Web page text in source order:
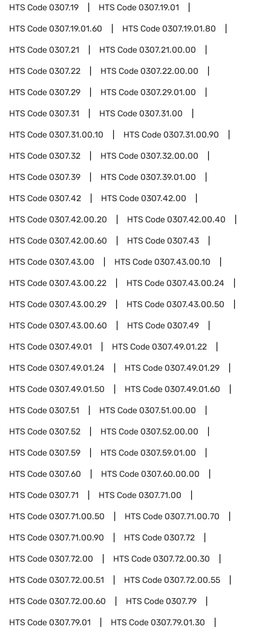
HTS Code0307.19 HTS Code0307.19.01
HTS Code0307.19.01.60 HTS Code0307.19.01.80
HTS Code0307.21 HTS Code0307.21.00.00
HTS Code0307.22 HTS Code0307.22.00.00
HTS Code0307.29 HTS Code0307.29.01.00
HTS Code0307.31 HTS Code0307.31.00
HTS Code0307.31.00.10 HTS Code0307.31.00.90
HTS Code0307.32 HTS Code0307.32.00.00
HTS Code0307.39 HTS Code0307.39.01.00
HTS Code0307.42 HTS Code0307.42.00
HTS Code0307.42.00.20 HTS Code0307.42.00.40
HTS Code0307.42.00.60 HTS Code0307.43
HTS Code0307.43.00 HTS Code0307.43.00.10
HTS Code0307.43.00.22 HTS Code0307.43.00.24
HTS Code0307.43.00.29 HTS Code0307.43.00.50
HTS Code0307.43.00.60 HTS Code0307.49
HTS Code0307.49.01 HTS Code0307.49.01.22
HTS Code0307.49.01.24 HTS Code0307.49.01.29
HTS Code0307.49.01.50 HTS Code0307.49.01.60
HTS Code0307.51 HTS Code0307.51.00.00
HTS Code0307.52 HTS Code0307.52.00.00
HTS Code0307.59 HTS Code0307.59.01.00
HTS Code0307.60 HTS Code0307.60.00.00
HTS Code0307.71 HTS Code0307.71.00
HTS Code0307.71.00.50 HTS Code0307.71.00.70
HTS Code0307.71.00.90 HTS Code0307.72
HTS Code0307.72.00 HTS Code0307.72.00.30
HTS Code0307.72.00.51 HTS Code0307.72.00.55
HTS Code0307.72.00.60 HTS Code0307.79
HTS Code0307.79.01 HTS Code0307.79.01.30